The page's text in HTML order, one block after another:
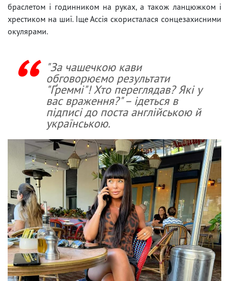
браслетом і годинником на руках, а також ланцюжком і
хрестиком на шиї. Іще Ассія скористалася сонцезахисними
окулярами.
"За чашечкою кави
обговорюємо результати
"Ґреммі"! Хто переглядав? Які у
вас враження?" – ідеться в
підписі до поста англійською й
українською.